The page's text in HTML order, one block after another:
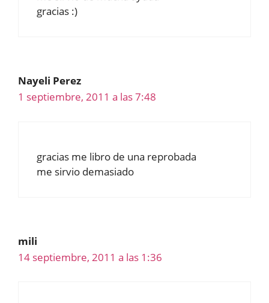
gracias :)
Nayeli Perez
1 septiembre, 2011 a las 7:48
gracias me libro de una reprobada
me sirvio demasiado
mili
14 septiembre, 2011 a las 1:36